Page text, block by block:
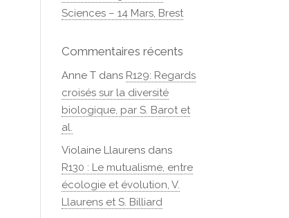
Sciences – 14 Mars, Brest
Commentaires récents
Anne T dans R129: Regards
croisés sur la diversité
biologique, par S. Barot et
al.
Violaine Llaurens dans
R130 : Le mutualisme, entre
écologie et évolution, V.
Llaurens et S. Billiard